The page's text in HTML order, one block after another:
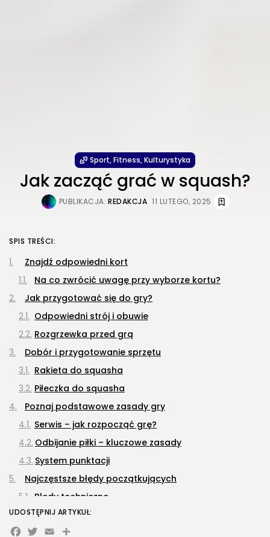
Sport, Fitness, Kulturystyka
Jak zacząć grać w squash?
PUBLIKACJA: REDAKCJA 11 LUTEGO, 2025
SPIS TREŚCI:
Znajdź odpowiedni kort
Na co zwrócić uwagę przy wyborze kortu?
Jak przygotować się do gry?
Odpowiedni strój i obuwie
Rozgrzewka przed grą
Dobór i przygotowanie sprzętu
Rakieta do squasha
Piłeczka do squasha
Poznaj podstawowe zasady gry
Serwis – jak rozpocząć grę?
Odbijanie piłki – kluczowe zasady
System punktacji
Najczęstsze błędy początkujących
Błędy techniczne
Błędy w strategii gry
Specjalne sytuacje – let, no let i stroke
UDOSTĘPNIJ ARTYKUŁ: